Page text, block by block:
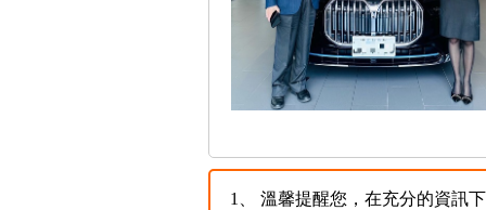
1、
溫馨提醒您，在充分的資訊